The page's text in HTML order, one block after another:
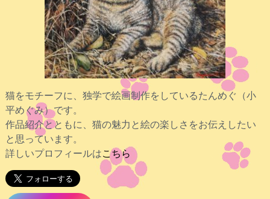
猫をモチーフに、独学で絵画制作をしているたんめぐ（小
平めぐみ）です。
作品紹介とともに、猫の魅力と絵の楽しさをお伝えしたい
と思っています。
詳しいプロフィールはこちら